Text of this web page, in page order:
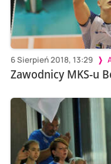
6 Sierpień 2018, 13:29
Zawodnicy MKS-u